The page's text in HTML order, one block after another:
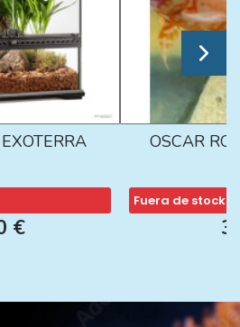
€
OSCAR
Fuera de stock